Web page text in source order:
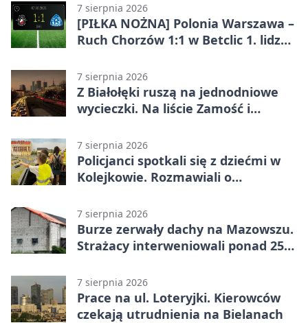
7 sierpnia 2026
[PIŁKA NOŻNA] Polonia Warszawa –
Ruch Chorzów 1:1 w Betclic 1. lidze.
7 sierpnia 2026
Z Białołęki ruszą na jednodniowe
wycieczki. Na liście Zamość i
7 sierpnia 2026
Policjanci spotkali się z dziećmi w
Kolejkowie. Rozmawiali o
7 sierpnia 2026
Burze zerwały dachy na Mazowszu.
Strażacy interweniowali ponad 250
7 sierpnia 2026
Prace na ul. Loteryjki. Kierowców
czekają utrudnienia na Bielanach